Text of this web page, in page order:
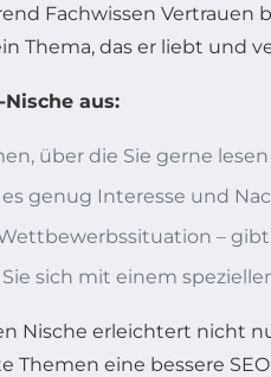
Fachwissen
Thema, das er liebt und
aus:
über die Sie gerne
es genug Interesse und
–
sich mit einem
Nische erleichtert nicht
Themen eine bessere